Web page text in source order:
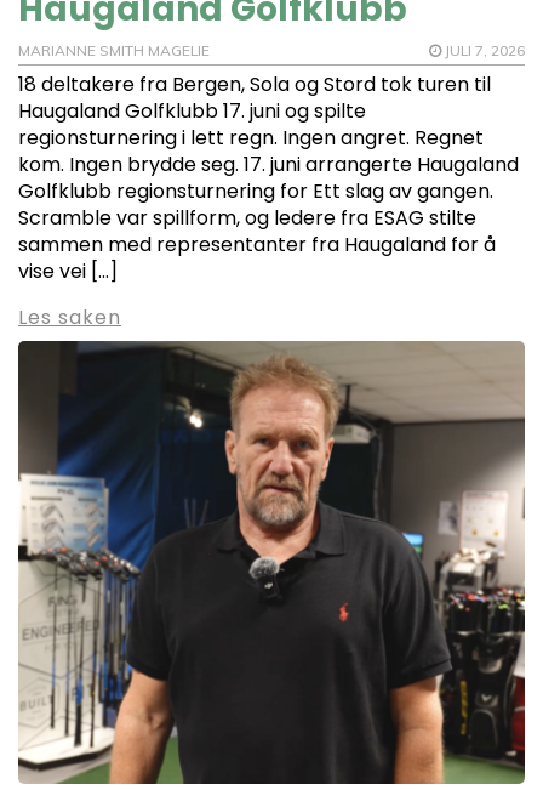
MARIANNE SMITH MAGELIE JULI 7, 2026
18 deltakere fra Bergen, Sola og Stord tok turen til
Haugaland Golfklubb 17. juni og spilte
regionsturnering i lett regn. Ingen angret. Regnet
kom. Ingen brydde seg. 17. juni arrangerte Haugaland
Golfklubb regionsturnering for Ett slag av gangen.
Scramble var spillform, og ledere fra ESAG stilte
sammen med representanter fra Haugaland for å
vise vei […]
Les saken